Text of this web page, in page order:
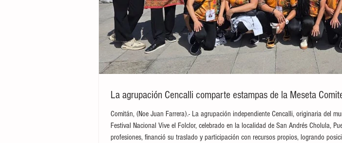
La agrupación Cencalli comparte estampas de la Meseta
Comitán, (Noe Juan Farrera).- La agrupación independiente Cencalli, originaria del
Festival Nacional Vive el Folclor, celebrado en la localidad de San Andrés Cholula,
profesiones, financió su traslado y participación con recursos propios, logrando